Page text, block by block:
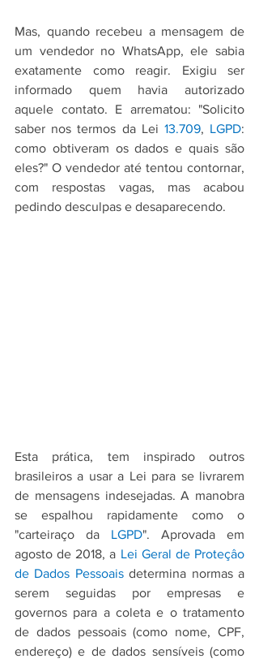
Mas, quando recebeu a mensagem de
um vendedor no WhatsApp, ele sabia
exatamente como reagir. Exigiu ser
informado quem havia autorizado
aquele contato. E arrematou: "Solicito
saber nos termos da Lei 13.709, LGPD:
como obtiveram os dados e quais são
eles?" O vendedor até tentou contornar,
com respostas vagas, mas acabou
pedindo desculpas e desaparecendo.
Esta prática, tem inspirado outros
brasileiros a usar a Lei para se livrarem
de mensagens indesejadas. A manobra
se espalhou rapidamente como o
"carteiraço da LGPD". Aprovada em
agosto de 2018, a Lei Geral de Proteçâo
de Dados Pessoais determina normas a
serem seguidas por empresas e
governos para a coleta e o tratamento
de dados pessoais (como nome, CPF,
endereço) e de dados sensíveis (como